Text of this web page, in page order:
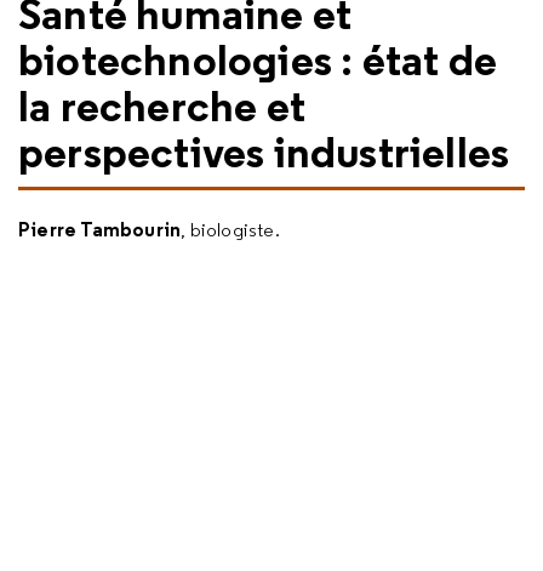
Santé humaine et
biotechnologies : état de
la recherche et
perspectives industrielles
Pierre Tambourin, biologiste.